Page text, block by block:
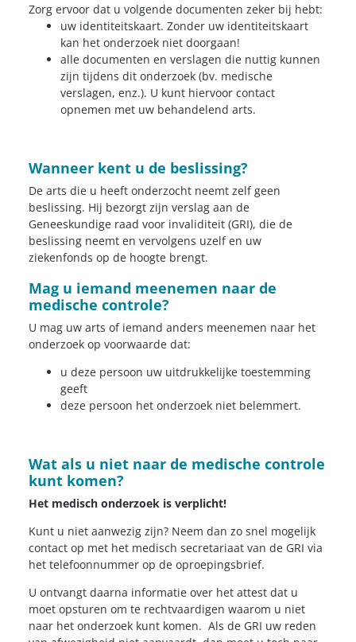
Zorg ervoor dat u volgende documenten zeker bij hebt:
uw identiteitskaart. Zonder uw identiteitskaart
kan het onderzoek niet doorgaan!
alle documenten en verslagen die nuttig kunnen
zijn tijdens dit onderzoek (bv. medische
verslagen, enz.). U kunt hiervoor contact
opnemen met uw behandelend arts.
Wanneer kent u de beslissing?
De arts die u heeft onderzocht neemt zelf geen
beslissing. Hij bezorgt zijn verslag aan de
Geneeskundige raad voor invaliditeit (GRI), die de
beslissing neemt en vervolgens uzelf en uw
ziekenfonds op de hoogte brengt.
Mag u iemand meenemen naar de
medische controle?
U mag uw arts of iemand anders meenemen naar het
onderzoek op voorwaarde dat:
u deze persoon uw uitdrukkelijke toestemming
geeft
deze persoon het onderzoek niet belemmert.
Wat als u niet naar de medische controle
kunt komen?
Het medisch onderzoek is verplicht!
Kunt u niet aanwezig zijn? Neem dan zo snel mogelijk
contact op met het medisch secretariaat van de GRI via
het telefoonnummer op de oproepingsbrief.
U ontvangt daarna informatie over het attest dat u
moet opsturen om te rechtvaardigen waarom u niet
naar het onderzoek kunt komen. Als de GRI uw reden